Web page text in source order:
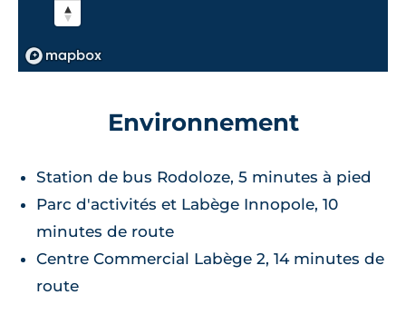
Environnement
Station de bus Rodoloze, 5 minutes à pied
Parc d'activités et Labège Innopole, 10
minutes de route
Centre Commercial Labège 2, 14 minutes de
route